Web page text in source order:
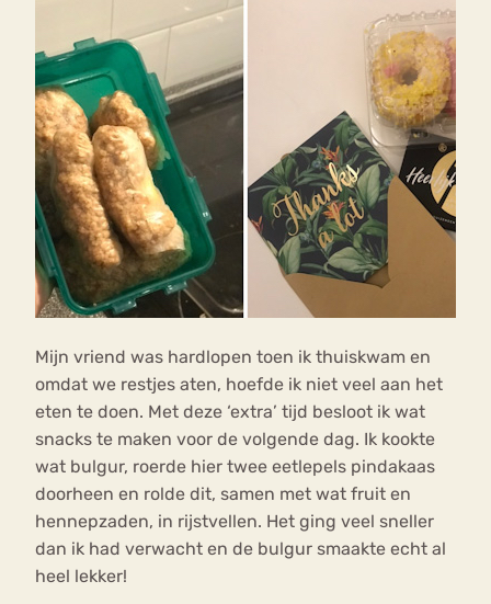
Mijn vriend was hardlopen toen ik thuiskwam en
omdat we restjes aten, hoefde ik niet veel aan het
eten te doen. Met deze ‘extra’ tijd besloot ik wat
snacks te maken voor de volgende dag. Ik kookte
wat bulgur, roerde hier twee eetlepels pindakaas
doorheen en rolde dit, samen met wat fruit en
hennepzaden, in rijstvellen. Het ging veel sneller
dan ik had verwacht en de bulgur smaakte echt al
heel lekker!